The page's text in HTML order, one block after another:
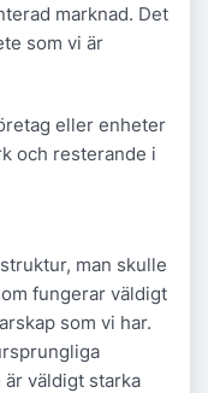
marknad. Det
som vi är
eller enheter
och resterande i
man skulle
fungerar väldigt
som vi har.
väldigt starka